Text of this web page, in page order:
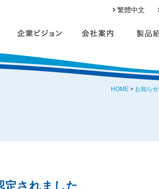
繁體中文
HOME > お知らせ
定されました